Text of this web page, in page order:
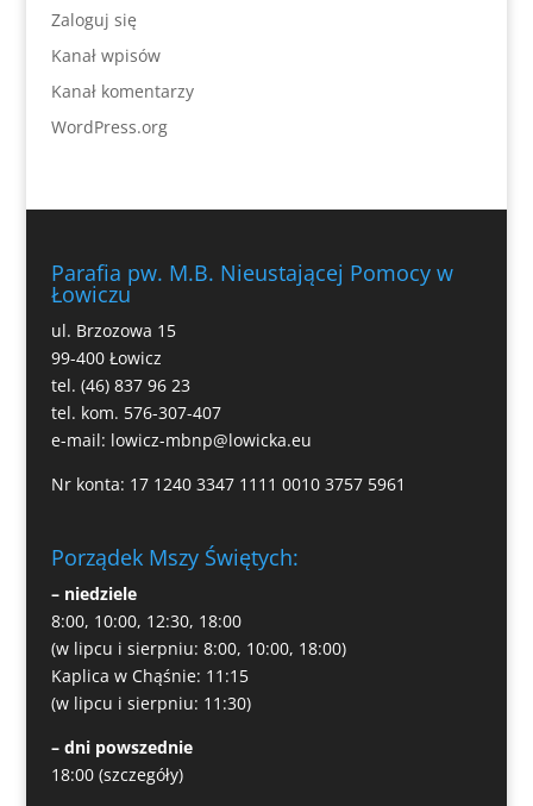
Zaloguj się
Kanał wpisów
Kanał komentarzy
WordPress.org
Parafia pw. M.B. Nieustającej Pomocy w
Łowiczu
ul. Brzozowa 15
99-400 Łowicz
tel. (46) 837 96 23
tel. kom. 576-307-407
e-mail: lowicz-mbnp@lowicka.eu
Nr konta: 17 1240 3347 1111 0010 3757 5961
Porządek Mszy Świętych:
– niedziele
8:00, 10:00, 12:30, 18:00
(w lipcu i sierpniu: 8:00, 10:00, 18:00)
Kaplica w Chąśnie: 11:15
(w lipcu i sierpniu: 11:30)
– dni powszednie
18:00 (szczegóły)